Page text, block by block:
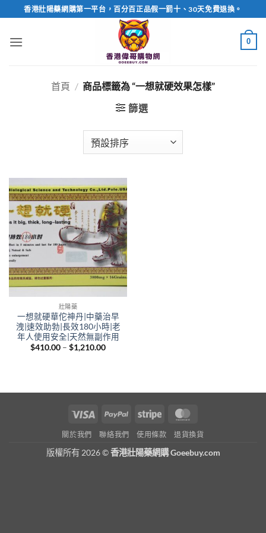
to
content
香港壯陽藥網購第一平台，百分百正品假一罰十、30天免費退換。
0
首頁 / 商品標籤為 “一想就硬效果怎樣”
篩選
壯陽藥
一想就硬華佗神丹|中藥治早
洩|速效助勃|長效180小時|老
年人使用安全|天然無副作用
$410.00 – $1,210.00Price
Visa PayPal Stripe
關於我們 聯絡我們 使用條款 退貨換貨
版權所有 2026 ©香港壯陽藥網購 Goeebuy.com